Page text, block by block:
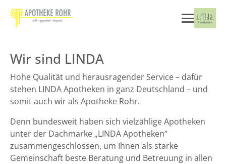
Wir sind LINDA
Hohe Qualität und herausragender Service – dafür
stehen LINDA Apotheken in ganz Deutschland – und
somit auch wir als Apotheke Rohr.
Denn bundesweit haben sich vielzählige Apotheken
unter der Dachmarke „LINDA Apotheken“
zusammengeschlossen, um Ihnen als starke
Gemeinschaft beste Beratung und Betreuung in allen